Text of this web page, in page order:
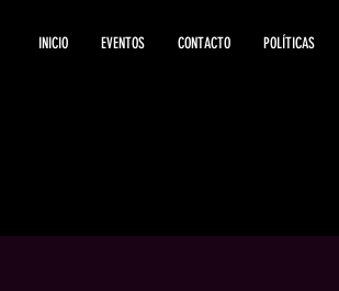
INICIO EVENTOS CONTACTO POLÍTICAS